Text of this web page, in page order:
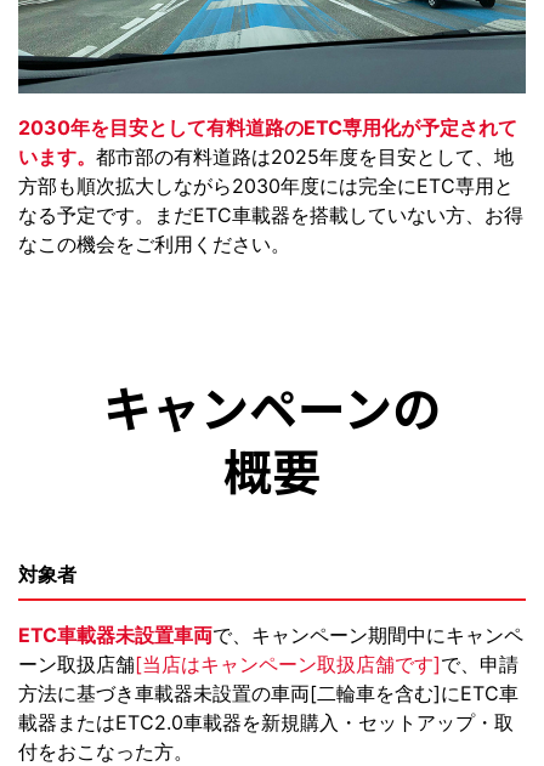
2030年を目安として有料道路のETC専用化が予定されて
います。 都市部の有料道路は2025年度を目安として、地
方部も順次拡大しながら2030年度には完全にETC専用と
なる予定です。まだETC車載器を搭載していない方、お得
なこの機会をご利用ください。
キャンペーンの
概要
対象者
ETC車載器未設置車両で、キャンペーン期間中にキャンペ
ーン取扱店舗[当店はキャンペーン取扱店舗です]で、申請
方法に基づき車載器未設置の車両[二輪車を含む]にETC車
載器またはETC2.0車載器を新規購入・セットアップ・取
付をおこなった方。